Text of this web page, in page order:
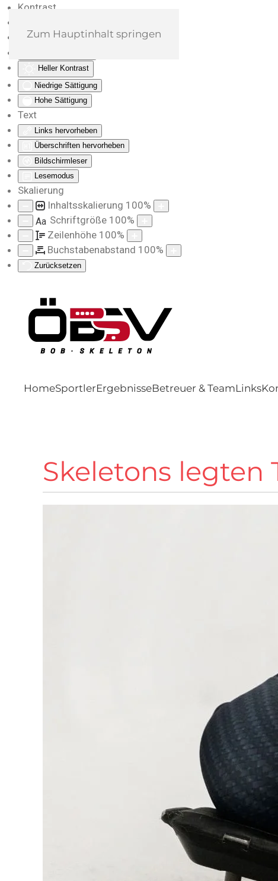
Kontrast
Monochrom
Heller Kontrast
Niedrige Sättigung
Hohe Sättigung
Text
Links hervorheben
Überschriften hervorheben
Bildschirmleser
Lesemodus
Skalierung
Inhaltsskalierung 100%
Aa Schriftgröße 100%
Zeilenhöhe 100%
Buchstabenabstand 100%
Zurücksetzen
Zum Hauptinhalt springen
HomeSportlerErgebnisseBetreuer & TeamLinks
Skeletons legten